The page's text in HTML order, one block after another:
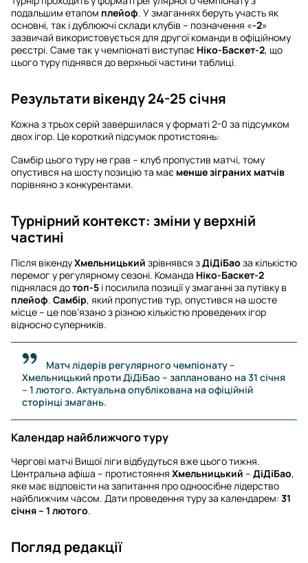
подальшим етапом плейоф. У змаганнях беруть участь як
основні, так і дублюючі склади клубів – позначення «-2»
зазвичай використовується для другої команди в офіційному
реєстрі. Саме так у чемпіонаті виступає Ніко-Баскет-2, що
цього туру піднявся до верхньої частини таблиці.
Результати вікенду 24-25 січня
Кожна з трьох серій завершилася у форматі 2-0 за підсумком
двох ігор. Це короткий підсумок протистоянь:
Самбір цього туру не грав – клуб пропустив матчі, тому
опустився на шосту позицію та має менше зіграних матчів
порівняно з конкурентами.
Турнірний контекст: зміни у верхній
частині
Після вікендуХмельницький зрівнявся зДіДіБао за кількістю
перемог у регулярному сезоні. Команда Ніко-Баскет-2
піднялася дотоп-5 і посилила позиції у змаганні за путівку в
плейоф. Самбір, який пропустив тур, опустився на шосте
місце – це пов’язано з різною кількістю проведених ігор
відносно суперників.
Матч лідерів регулярного чемпіонату –
Хмельницький проти ДіДіБао – заплановано на 31 січня
– 1 лютого. Актуальна опублікована на офіційній
сторінці змагань.
Календар найближчого туру
Чергові матчі Вищої ліги відбудуться вже цього тижня.
Центральна афіша – протистояння Хмельницький – ДіДіБао,
яке має відповісти на запитання про одноосібне лідерство
найближчим часом. Дати проведення туру за календарем: 31
січня – 1 лютого.
Погляд редакції